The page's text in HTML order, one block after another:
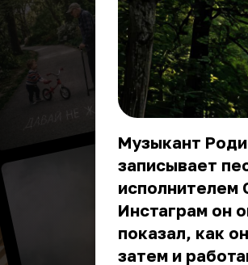
Музыкант
записывает
исполнителем
Инстаграм он
показал, как
затем и